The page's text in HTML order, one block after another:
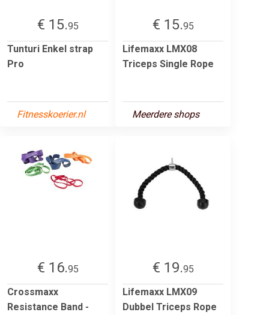
€ 15.95
Tunturi Enkel strap
Pro
Fitnesskoerier.nl
€ 15.95
Lifemaxx LMX08
Triceps Single Rope
Meerdere shops
€ 16.95
Crossmaxx
Resistance Band -
€ 19.95
Lifemaxx LMX09
Dubbel Triceps Rope